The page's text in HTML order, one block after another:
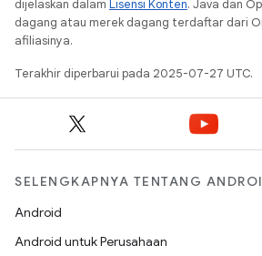
dijelaskan dalam Lisensi Konten. Java dan
dagang atau merek dagang terdaftar dari
afiliasinya.
Terakhir diperbarui pada 2025-07-27 UTC.
SELENGKAPNYA TENTANG
Android
Android untuk Perusahaan